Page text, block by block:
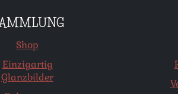
Shop
Einzigartig
Glanzbilder